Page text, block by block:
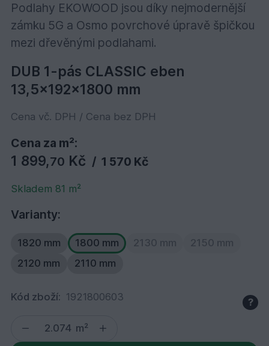
Podlahy EKOWOOD jsou díky nejmodernější
zámku 5G a Osmo povrchové úpravě špičkou
mezi dřevěnými podlahami.
DUB 1-pás CLASSIC eben
13,5x192x1800 mm
Cena vč. DPH / Cena bez DPH
Cena za m²:
1 899,70 Kč / 1 570 Kč
Skladem 81 m²
Varianty:
1820 mm 1800 mm 2130 mm
2150 mm
2120 mm
2110 mm
Kód zboží: 1921800603 ?
m²